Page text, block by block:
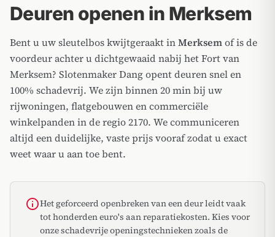
Deuren openen in Merksem
Bent u uw sleutelbos kwijtgeraakt inMerksemof is de
voordeur achter u dichtgewaaid nabij het Fort van
Merksem? Slotenmaker Dang opent deuren snel en
100% schadevrij. We zijn binnen 20 min bij uw
rijwoningen, flatgebouwen en commerciële
winkelpanden in de regio 2170. We communiceren
altijd een duidelijke, vaste prijs vooraf zodat u exact
weet waar u aan toe bent.
infoHet geforceerd openbreken van een deur leidt vaak
tot honderden euro's aan reparatiekosten. Kies voor
onze schadevrije openingstechnieken zoals de